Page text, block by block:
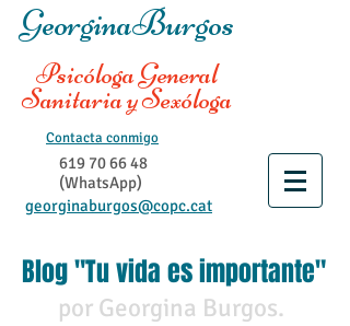
GeorginaBurgos
Psicóloga General
Sanitaria y Sexóloga
Contacta conmigo
619 70 66 48
(WhatsApp)
georginaburgos@copc.cat
Blog "Tu vida es importante"
por Georgina Burgos.